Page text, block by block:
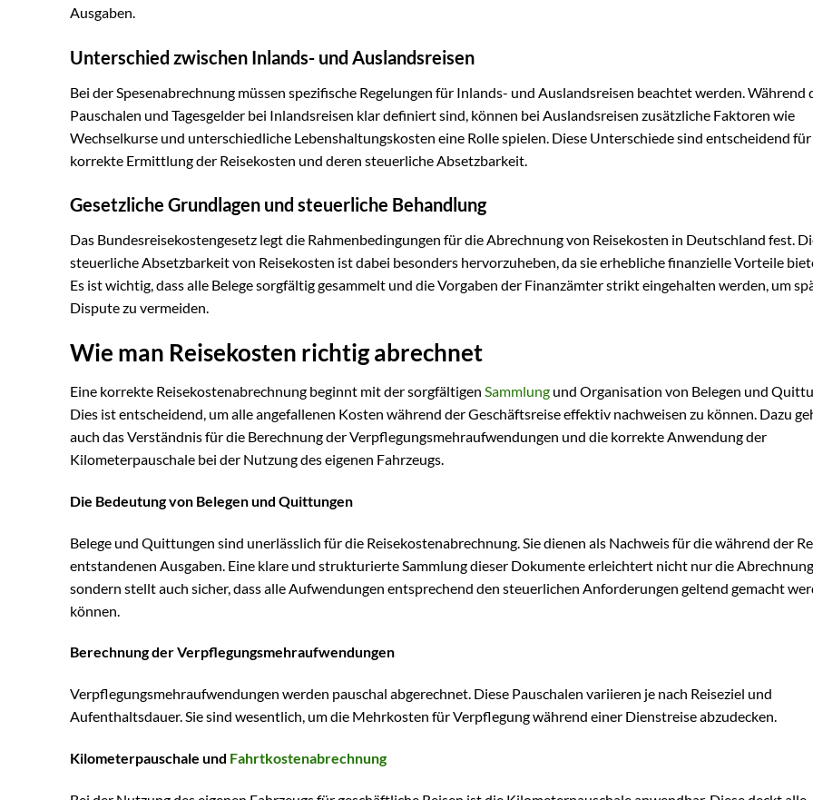
Ausgaben.
Unterschied zwischen Inlands- und Auslandsreisen
Bei der Spesenabrechnung müssen spezifische Regelungen für Inlands- und Auslandsreisen beachtet werden. Während
Pauschalen und Tagesgelder bei Inlandsreisen klar definiert sind, können bei Auslandsreisen zusätzliche Faktoren wie
Wechselkurse und unterschiedliche Lebenshaltungskosten eine Rolle spielen. Diese Unterschiede sind entscheidend
korrekte Ermittlung der Reisekosten und deren steuerliche Absetzbarkeit.
Gesetzliche Grundlagen und steuerliche Behandlung
Das Bundesreisekostengesetz legt die Rahmenbedingungen für die Abrechnung von Reisekosten in Deutschland fest.
steuerliche Absetzbarkeit von Reisekosten ist dabei besonders hervorzuheben, da sie erhebliche finanzielle Vorteile
Es ist wichtig, dass alle Belege sorgfältig gesammelt und die Vorgaben der Finanzämter strikt eingehalten werden, um
Dispute zu vermeiden.
Wie man Reisekosten richtig abrechnet
Eine korrekte Reisekostenabrechnung beginnt mit der sorgfältigen Sammlung und Organisation von Belegen und
Dies ist entscheidend, um alle angefallenen Kosten während der Geschäftsreise effektiv nachweisen zu können. Dazu
auch das Verständnis für die Berechnung der Verpflegungsmehraufwendungen und die korrekte Anwendung der
Kilometerpauschale bei der Nutzung des eigenen Fahrzeugs.
Die Bedeutung von Belegen und Quittungen
Belege und Quittungen sind unerlässlich für die Reisekostenabrechnung. Sie dienen als Nachweis für die während der
entstandenen Ausgaben. Eine klare und strukturierte Sammlung dieser Dokumente erleichtert nicht nur die
sondern stellt auch sicher, dass alle Aufwendungen entsprechend den steuerlichen Anforderungen geltend gemacht
können.
Berechnung der Verpflegungsmehraufwendungen
Verpflegungsmehraufwendungen werden pauschal abgerechnet. Diese Pauschalen variieren je nach Reiseziel und
Aufenthaltsdauer. Sie sind wesentlich, um die Mehrkosten für Verpflegung während einer Dienstreise abzudecken.
Kilometerpauschale und Fahrtkostenabrechnung